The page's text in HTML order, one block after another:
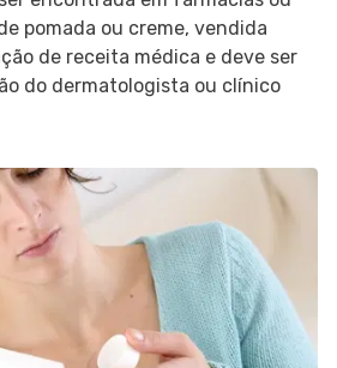
pomada ou creme, vendida
de receita médica e deve ser
do dermatologista ou clínico